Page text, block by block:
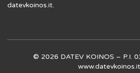
datevkoinos.it.
© 2026 DATEV KOINOS – P.I.
www.datevkoinos.it